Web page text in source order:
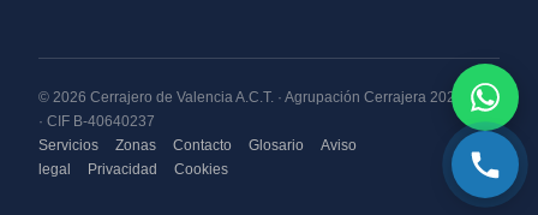
© 2026 Cerrajero de Valencia A.C.T. · Agrupación Cerrajera 2020 S.L.
· CIF B-40640237
Servicios
Zonas Contacto Glosario
Aviso
legal
Privacidad Cookies